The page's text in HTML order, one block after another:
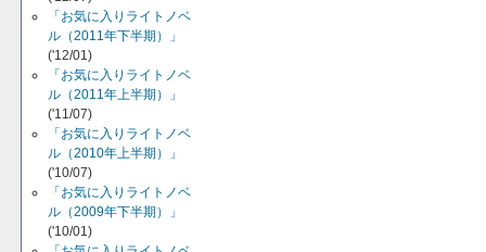
「お気に入りライトノベ
ル（2011年下半期）」
('12/01)
「お気に入りライトノベ
ル（2011年上半期）」
('11/07)
「お気に入りライトノベ
ル（2010年上半期）」
('10/07)
「お気に入りライトノベ
ル（2009年下半期）」
('10/01)